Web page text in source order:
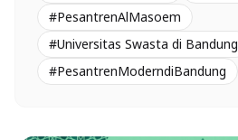
#PesantrenAlMasoem
#Universitas Swasta di Bandung
#PesantrenModerndiBandung